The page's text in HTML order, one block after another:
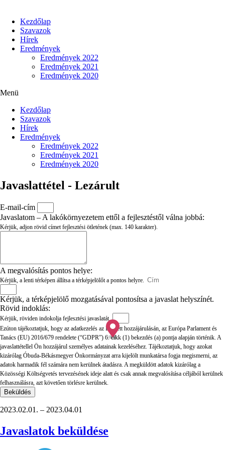
Kezdőlap
Szavazok
Hírek
Eredmények
Eredmények 2022
Eredmények 2021
Eredmények 2020
Menü
Kezdőlap
Szavazok
Hírek
Eredmények
Eredmények 2022
Eredmények 2021
Eredmények 2020
Javaslattétel - Lezárult
E-mail-cím
Javaslatom – A lakókörnyezetem ettől a fejlesztéstől válna jobbá:
Kérjük, adjon rövid címet fejlesztési ötletének (max. 140 karakter).
A megvalósítás pontos helye:
Kérjük, a lenti térképen állítsa a térképjelölőt a pontos helyre.
Kérjük, a térképjelölő mozgatásával pontosítsa a javaslat helyszínét.
Rövid indoklás:
Kérjük, röviden indokolja fejlesztési javaslatát.
Ezúton tájékoztatjuk, hogy az adatkezelés az Érintett hozzájárulásán, az Európa Parlament és
Tanács (EU) 2016/679 rendelete (“GDPR”) 6. cikk (1) bekezdés (a) pontja alapján történik. A
javaslattétellel Ön hozzájárul személyes adatainak kezeléséhez. Tájékoztatjuk, hogy azokat
kizárólag Óbuda-Békásmegyer Önkormányzat arra kijelölt munkatársa fogja megismerni, az
adatok harmadik fél számára nem kerülnek átadásra. A megküldött adatok kizárólag a
Közösségi Költségvetés tervezésének ideje alatt és csak annak megvalósítása céljából kerülnek
felhasználásra, azt követően törlésre kerülnek.
Beküldés
2023.02.01. – 2023.04.01
Javaslatok beküldése